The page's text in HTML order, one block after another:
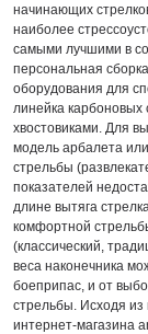
начинающих
наиболее
самыми лучшими в
персональная
оборудования для
линейка карбоновых
хвостовиками. Для
модель арбалета
стрельбы
показателей
длине вытяга
комфортной
(классический,
веса наконечника
боеприпас, и от
стрельбы. Исходя из
интернет-магазина